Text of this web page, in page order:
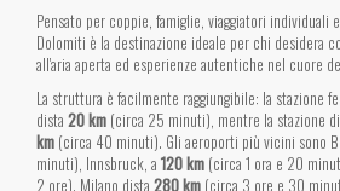
Pensato per coppie, famiglie, viaggiatori individuali
Dolomiti è la destinazione ideale per chi desidera
all'aria aperta ed esperienze autentiche nel cuore
La struttura è facilmente raggiungibile: la stazione
dista 20 km (circa 25 minuti), mentre la stazione
km (circa 40 minuti). Gli aeroporti più vicini sono
minuti), Innsbruck, a 120 km (circa 1 ora e 20
2 ore). Milano dista 280 km (circa 3 ore e 30